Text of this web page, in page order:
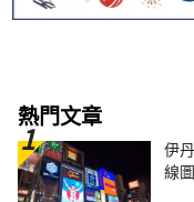
熱門文章
伊
線